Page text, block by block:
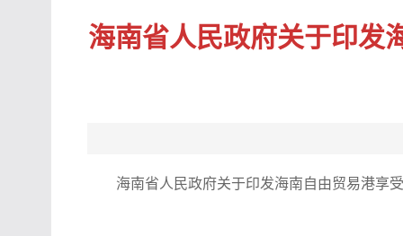
海南省人民政府关于印发
海南省人民政府关于印发海南自由贸易港享